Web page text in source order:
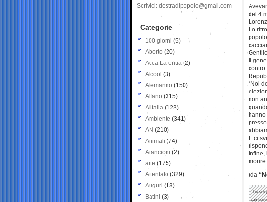
del 4
Lo
Il
contro
“Noi
non
E ci
morire
(da
This
can
Scrivici: destradipopolo@gmail.com
Categorie
100 giorni (5)
Aborto (20)
Acca Larentia (2)
Alcool (3)
Alemanno (150)
Alfano (315)
Alitalia (123)
Ambiente (341)
AN (210)
Animali (74)
Arancioni (2)
arte (175)
Attentato (329)
Auguri (13)
Batini (3)